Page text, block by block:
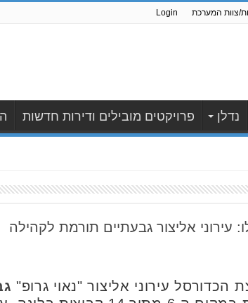
צוות המערכת Login
נדלן פרויקטים מובילים ודירות חדשות
עירוני אליצור גבעתיים תורמת לקהילה
עירוני אליצור "נאוי גרופ"